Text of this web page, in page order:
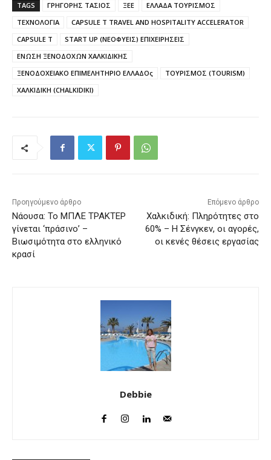
TAGS ΓΡΗΓΟΡΗΣ ΤΑΣΙΟΣ ΞΕΕ
ΕΛΛΑΔΑ ΤΟΥΡΙΣΜΟΣ
ΤΕΧΝΟΛΟΓΙΑ
CAPSULE T TRAVEL AND HOSPITALITY ACCELERATOR
CAPSULE T
START UP (ΝΕΟΦΥΕΙΣ) ΕΠΙΧΕΙΡΗΣΕΙΣ
ΕΝΩΣΗ ΞΕΝΟΔΟΧΩΝ ΧΑΛΚΙΔΙΚΗΣ
ΞΕΝΟΔΟΧΕΙΑΚΟ ΕΠΙΜΕΛΗΤΗΡΙΟ ΕΛΛΑΔΟς
ΤΟΥΡΙΣΜΟΣ (TOURISM)
ΧΑΛΚΙΔΙΚΗ (CHALKIDIKI)
Προηγούμενο άρθρο
Νάουσα: Το ΜΠΛΕ ΤΡΑΚΤΕΡ
γίνεται ‘πράσινο’ –
Βιωσιμότητα στο ελληνικό
κρασί
Επόμενο άρθρο
Χαλκιδική: Πληρότητες στο
60% – Η Σένγκεν, οι αγορές,
οι κενές θέσεις εργασίας
Debbie